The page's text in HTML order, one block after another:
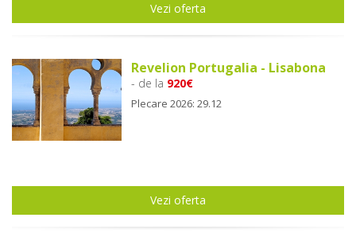
Vezi oferta
Revelion Portugalia - Lisabona
- de la 920€
Plecare 2026: 29.12
Vezi oferta